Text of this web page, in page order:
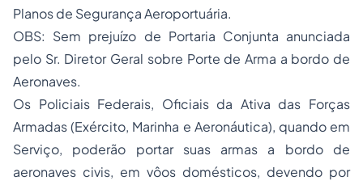
Planos de Segurança Aeroportuária.
OBS: Sem prejuízo de Portaria Conjunta anunciada
pelo Sr. Diretor Geral sobre Porte de Arma a bordo de
Aeronaves.
Os Policiais Federais, Oficiais da Ativa das Forças
Armadas (Exército, Marinha e Aeronáutica), quando em
Serviço, poderão portar suas armas a bordo de
aeronaves civis, em vôos domésticos, devendo por